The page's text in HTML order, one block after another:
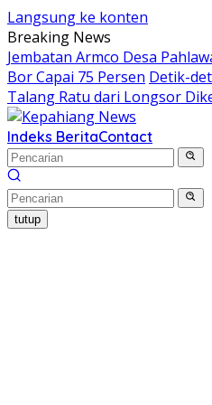
Langsung ke konten
Breaking News
Jembatan Armco Desa
Bor Capai 75 Persen Detik-
Talang Ratu dari Longsor
Indeks BeritaContact
tutup